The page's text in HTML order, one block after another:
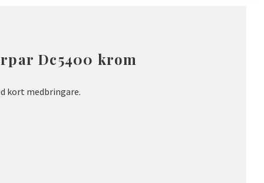
Dc5400 krom
kort medbringare.